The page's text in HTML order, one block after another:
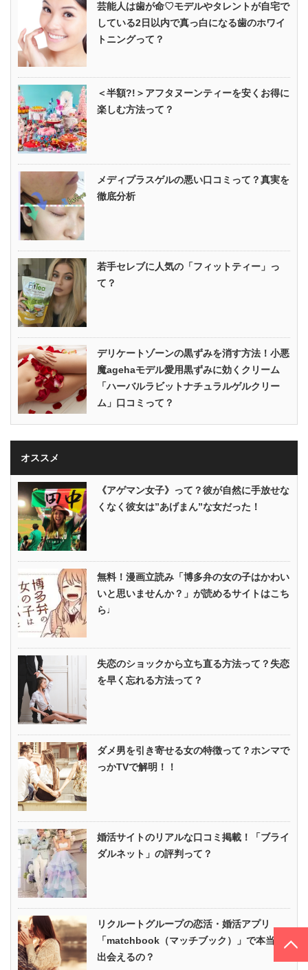
芸能人は歯が命♡モデルやタレントが自宅で
している2日以内で真っ白になる歯のホワイ
トニングって？
＜半額?!＞アフタヌーンティーを安くお得に
楽しむ方法って？
メディプラスゲルの悪い口コミって？真実を
徹底分析
若手セレブに人気の「フィットティー」っ
て？
デリケートゾーンの黒ずみを消す方法！小悪
魔agehaモデル愛用黒ずみに効くクリーム
「ハーバルラビットナチュラルゲルクリー
ム」口コミって？
オススメ
《アゲマン女子》って？彼が自然に手放せな
くなく彼女は”あげまん”な女だった！
無料！漫画立読み「博多弁の女の子はかわい
いと思いませんか？」が読めるサイトはこち
ら♩
失恋のショックから立ち直る方法って？失恋
を早く忘れる方法って？
ダメ男を引き寄せる女の特徴って？ホンマで
っかTVで解明！！
婚活サイトのリアルな口コミ掲載！「ブライ
ダルネット」の評判って？
リクルートグループの恋活・婚活アプリ
「matchbook（マッチブック）」で本当に
出会えるの？
PAGE TOP